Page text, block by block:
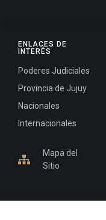
ENLACES DE
INTERÉS
Poderes Judiciales
Provincia de Jujuy
Nacionales
Internacionales
Mapa del
Sitio